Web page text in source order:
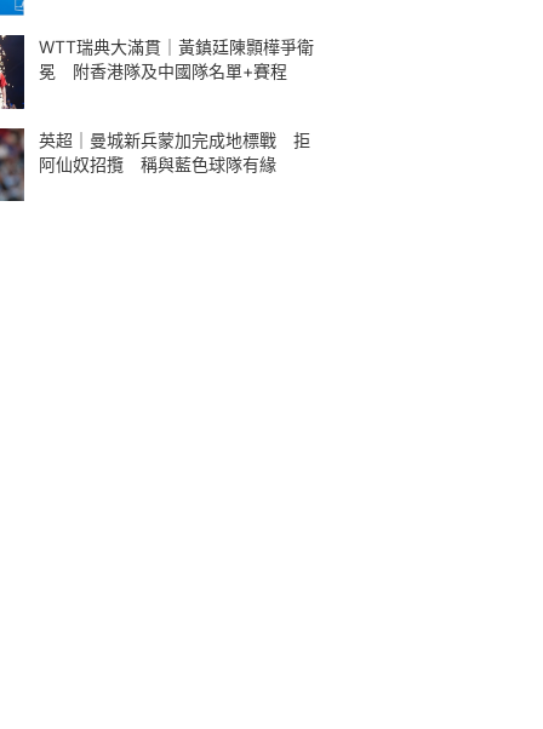
WTT瑞典大滿貫｜黃鎮廷陳顥樺爭衛
冕 附香港隊及中國隊名單+賽程
英超｜曼城新兵蒙加完成地標戰 拒
阿仙奴招攬 稱與藍色球隊有緣